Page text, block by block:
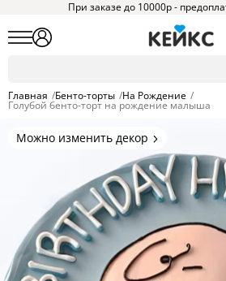
При заказе до 10000р -
Главная /Бенто-торты /На Рождение /
Голубой бенто-торт на рождение малыша
Можно изменить декор
Цвет покрытия, надписи,
элементы и фигурки.